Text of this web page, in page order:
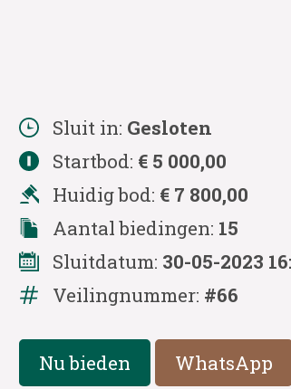
Sluit in: Gesloten
Startbod: € 5 000,00
Huidig bod: € 7 800,00
Aantal biedingen: 15
Sluitdatum: 30-05-2023
Veilingnummer: #66
Nu bieden WhatsApp